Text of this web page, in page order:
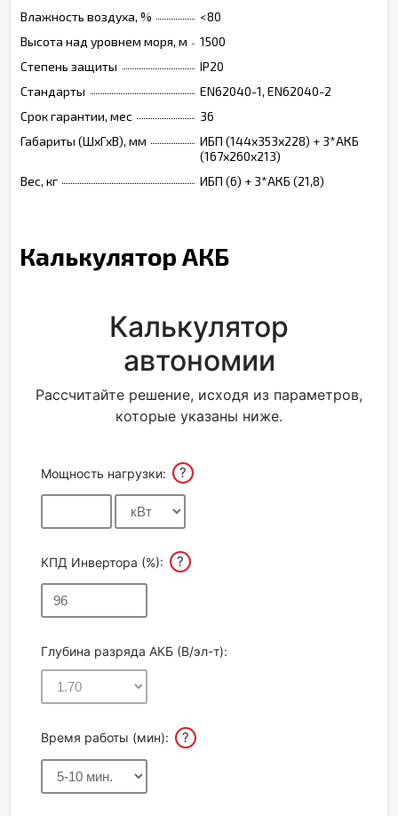
Влажность воздуха, %
<80
Высота над уровнем моря, м
1500
Степень защиты
IP20
Стандарты
EN62040-1, EN62040-2
Срок гарантии, мес
36
Габариты (ШхГхВ), мм
ИБП (144х353х228) + 3*АКБ
(167х260х213)
Вес, кг
ИБП (6) + 3*АКБ (21,8)
Калькулятор АКБ
Калькулятор
автономии
Рассчитайте решение, исходя из параметров,
которые указаны ниже.
Мощность нагрузки: ?
КПД Инвертора (%): ?
Глубина разряда АКБ (В/эл-т):
Время работы (мин): ?